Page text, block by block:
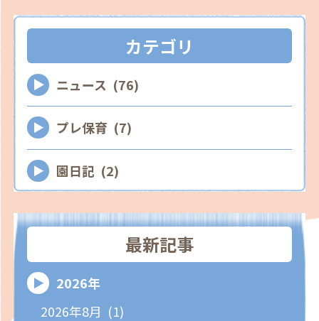
カテゴリ
ニュース (76)
プレ保育 (7)
園日記 (2)
最新記事
2026年
2026年8月 (1)